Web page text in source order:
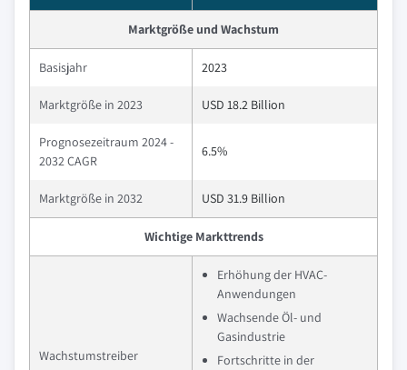
Marktgröße und Wachstum
Basisjahr 2023
Marktgröße in 2023 USD 18.2 Billion
Prognosezeitraum 2024 -
2032 CAGR
6.5%
Marktgröße in 2032 USD 31.9 Billion
Wichtige Markttrends
Wachstumstreiber
Erhöhung der HVAC-
Anwendungen
Wachsende Öl- und
Gasindustrie
Fortschritte in der